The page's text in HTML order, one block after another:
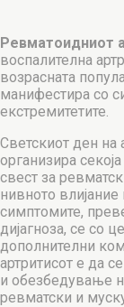
Ревматоидниот
воспалителна
возрасната
манифестира со
екстремитетите.
Светскиот ден на
организира
свест за
нивното влијание
симптомите,
дијагноза, се со
дополнителни
артритисот е да
и обезбедување
ревматски и